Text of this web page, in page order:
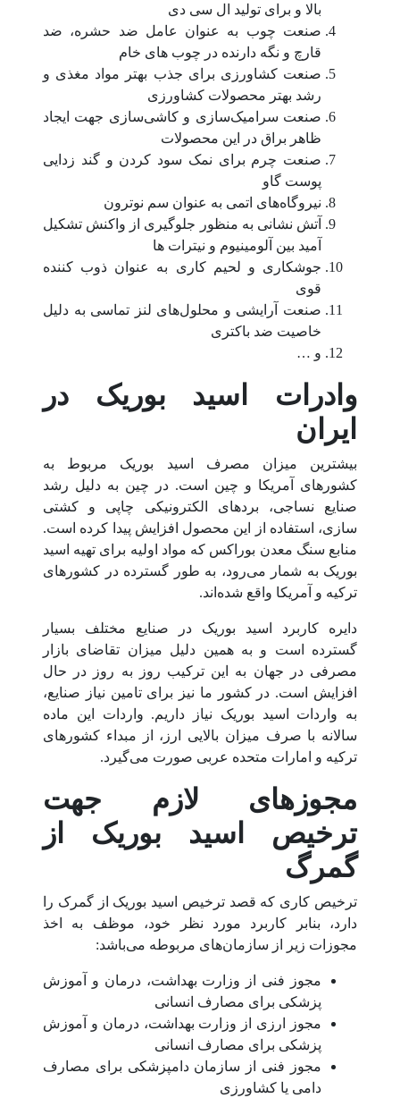
بالا و برای تولید ال سی دی
صنعت چوب به عنوان عامل ضد حشره، ضد
قارچ و نگه دارنده در چوب های خام
صنعت کشاورزی برای جذب بهتر مواد مغذی و
رشد بهتر محصولات کشاورزی
صنعت سرامیک‌سازی و کاشی‌سازی جهت ایجاد
ظاهر براق در این محصولات
صنعت چرم برای نمک سود کردن و گند زدایی
پوست گاو
نیروگاه‌های اتمی به عنوان سم نوترون
آتش نشانی به منظور جلوگیری از واکنش تشکیل
آمید بین آلومینیوم و نیترات ها
جوشکاری و لحیم کاری به عنوان ذوب کننده
قوی
صنعت آرایشی و محلول‌های لنز تماسی به دلیل
خاصیت ضد باکتری
و …
وادرات اسید بوریک در
ایران
بیشترین میزان مصرف اسید بوریک مربوط به
کشورهای آمریکا و چین است. در چین به دلیل رشد
صنایع نساجی، بردهای الکترونیکی چاپی و کشتی‌
سازی، استفاده از این محصول افزایش پیدا کرده است.
منابع سنگ معدن بوراکس که مواد اولیه برای تهیه اسید
بوریک به شمار می‌رود، به طور گسترده در کشورهای
ترکیه و آمریکا واقع شده‌اند.
دایره کاربرد اسید بوریک در صنایع مختلف بسیار
گسترده است و به همین دلیل میزان تقاضای بازار
مصرفی در جهان به این ترکیب روز به روز در حال
افزایش است. در کشور ما نیز برای تامین نیاز صنایع،
به واردات اسید بوریک نیاز داریم. واردات این ماده
سالانه با صرف میزان بالایی ارز، از مبداء کشورهای
ترکیه و امارات متحده عربی صورت می‌گیرد.
مجوزهای لازم جهت
ترخیص اسید بوریک از
گمرگ
ترخیص کاری که قصد ترخیص اسید بوریک از گمرک را
دارد، بنابر کاربرد مورد نظر خود، موظف به اخذ
مجوزات زیر از سازمان‌های مربوطه می‌باشد:
مجوز فنی از وزارت بهداشت، درمان و آموزش
پزشکی برای مصارف انسانی
مجوز ارزی از وزارت بهداشت، درمان و آموزش
پزشکی برای مصارف انسانی
مجوز فنی از سازمان دامپزشکی برای مصارف
دامی یا کشاورزی